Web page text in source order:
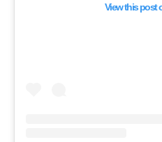
View this post